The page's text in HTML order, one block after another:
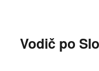
Vodič po